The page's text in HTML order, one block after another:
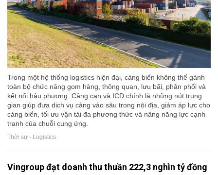
Trong một hệ thống logistics hiện đại, cảng biển không thể gánh
toàn bộ chức năng gom hàng, thông quan, lưu bãi, phân phối và
kết nối hậu phương. Cảng cạn và ICD chính là những nút trung
gian giúp đưa dịch vụ cảng vào sâu trong nội địa, giảm áp lực cho
cảng biển, tối ưu vận tải đa phương thức và nâng năng lực cạnh
tranh của chuỗi cung ứng.
Thời sự - Logistics
Vingroup đạt doanh thu thuần 222,3 nghìn tỷ đồng